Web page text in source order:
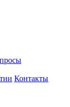
Контакты